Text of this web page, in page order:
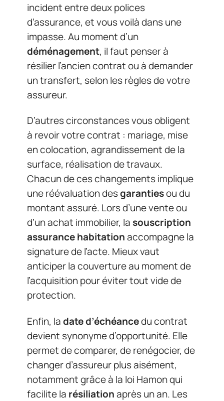
incident entre deux polices
d’assurance, et vous voilà dans une
impasse. Au moment d’un
déménagement, il faut penser à
résilier l’ancien contrat ou à demander
un transfert, selon les règles de votre
assureur.
D’autres circonstances vous obligent
à revoir votre contrat : mariage, mise
en colocation, agrandissement de la
surface, réalisation de travaux.
Chacun de ces changements implique
une réévaluation desgarantiesou du
montant assuré. Lors d’une vente ou
d’un achat immobilier, la souscription
assurance habitationaccompagne la
signature de l’acte. Mieux vaut
anticiper la couverture au moment de
l’acquisition pour éviter tout vide de
protection.
Enfin, ladate d’échéancedu contrat
devient synonyme d’opportunité. Elle
permet de comparer, de renégocier, de
changer d’assureur plus aisément,
notamment grâce à la loi Hamon qui
facilite la résiliationaprès un an. Les